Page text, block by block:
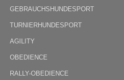
GEBRAUCHSHUNDESPORT
TURNIERHUNDESPORT
AGILITY
OBEDIENCE
RALLY-OBEDIENCE